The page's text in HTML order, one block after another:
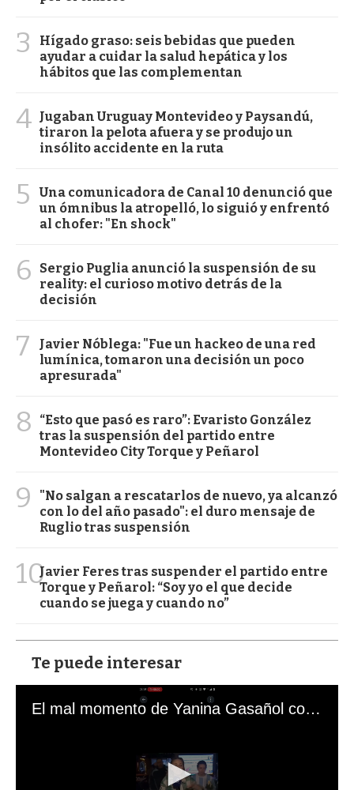
3
Hígado graso: seis bebidas que pueden
ayudar a cuidar la salud hepática y los
hábitos que las complementan
4 Jugaban Uruguay Montevideo y Paysandú,
tiraron la pelota afuera y se produjo un
insólito accidente en la ruta
5
Una comunicadora de Canal 10 denunció que
un ómnibus la atropelló, lo siguió y enfrentó
al chofer: "En shock"
6
Sergio Puglia anunció la suspensión de su
reality: el curioso motivo detrás de la
decisión
7
Javier Nóblega: "Fue un hackeo de una red
lumínica, tomaron una decisión un poco
apresurada"
8
“Esto que pasó es raro”: Evaristo González
tras la suspensión del partido entre
Montevideo City Torque y Peñarol
9
"No salgan a rescatarlos de nuevo, ya alcanzó
con lo del año pasado": el duro mensaje de
Ruglio tras suspensión
10Javier Feres tras suspender el partido entre
Torque y Peñarol: “Soy yo el que decide
cuando se juega y cuando no”
Te puede interesar
El mal momento de Yanina Gasañol con un hincha argentino en "Subrayado"